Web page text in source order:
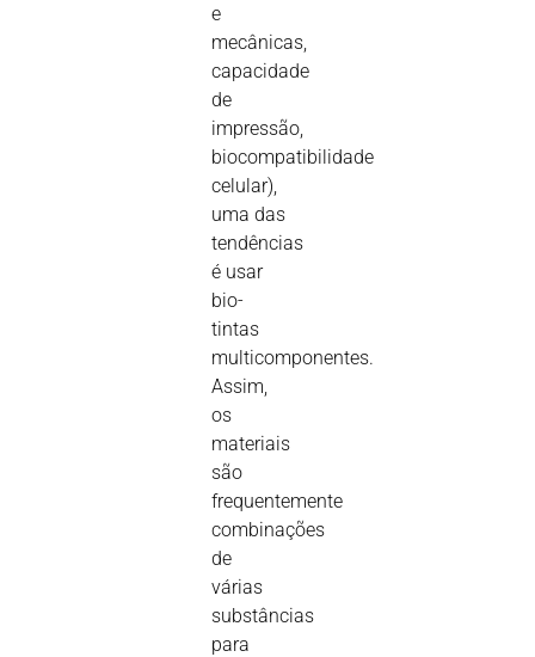
e
mecânicas,
capacidade
de
impressão,
biocompatibilidade
celular),
uma das
tendências
é usar
bio-
tintas
multicomponentes.
Assim,
os
materiais
são
frequentemente
combinações
de
várias
substâncias
para